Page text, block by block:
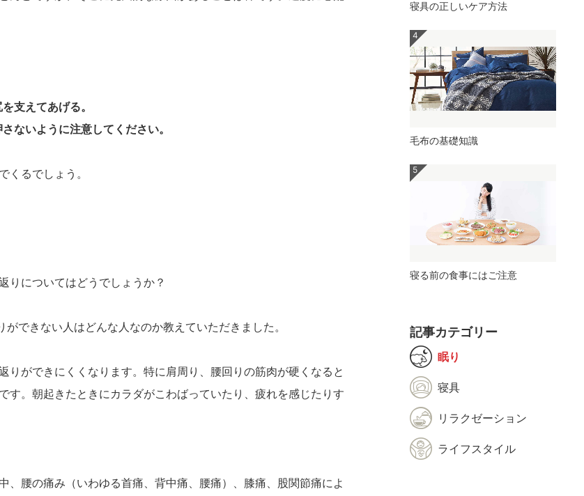
支えてあげる。
いように注意してください。
くるでしょう。
りについてはどうでしょうか？
できない人はどんな人なのか教えていただきました。
りができにくくなります。特に肩周り、腰回りの筋肉が硬くなると
。朝起きたときにカラダがこわばっていたり、疲れを感じたりす
腰の痛み（いわゆる首痛、背中痛、腰痛）、膝痛、股関節痛によ
寝具の正しいケア方法
毛布の基礎知識
寝る前の食事にはご注意
記事カテゴリー
眠り
寝具
リラクゼーション
ライフスタイル